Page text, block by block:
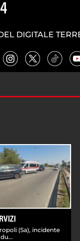
DIGITALE
(Sa), incidente